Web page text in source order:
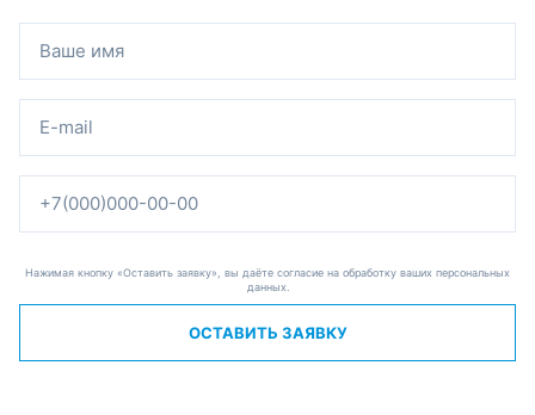
Нажимая кнопку «Оставить заявку», вы даёте согласие на обработку ваших персональных
данных.
ОСТАВИТЬ ЗАЯВКУ